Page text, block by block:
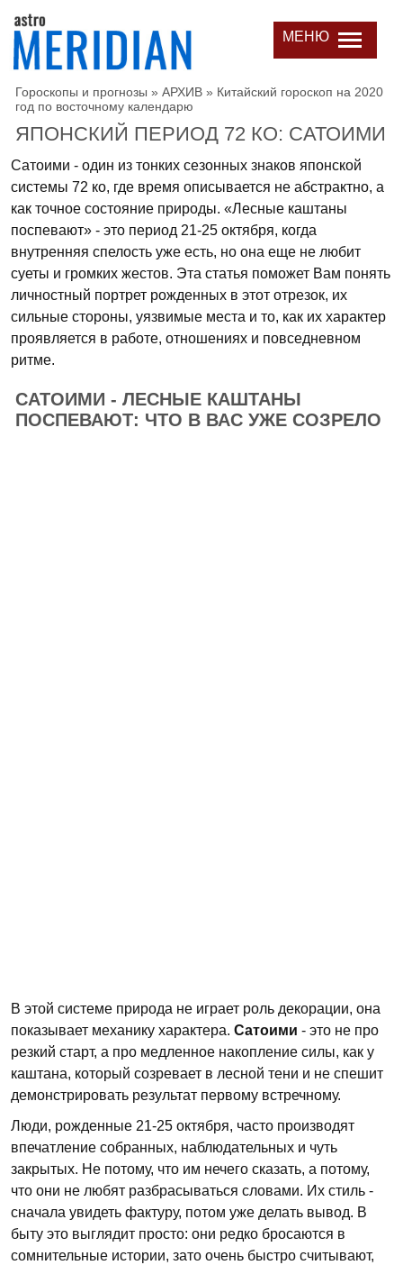
МЕНЮ
Гороскопы и прогнозы » АРХИВ » Китайский гороскоп на 2020
год по восточному календарю
ЯПОНСКИЙ ПЕРИОД 72 КО: САТОИМИ
Сатоими - один из тонких сезонных знаков японской
системы 72 ко, где время описывается не абстрактно, а
как точное состояние природы. «Лесные каштаны
поспевают» - это период 21-25 октября, когда
внутренняя спелость уже есть, но она еще не любит
суеты и громких жестов. Эта статья поможет Вам понять
личностный портрет рожденных в этот отрезок, их
сильные стороны, уязвимые места и то, как их характер
проявляется в работе, отношениях и повседневном
ритме.
САТОИМИ - ЛЕСНЫЕ КАШТАНЫ
ПОСПЕВАЮТ: ЧТО В ВАС УЖЕ СОЗРЕЛО
В этой системе природа не играет роль декорации, она
показывает механику характера. Сатоими - это не про
резкий старт, а про медленное накопление силы, как у
каштана, который созревает в лесной тени и не спешит
демонстрировать результат первому встречному.
Люди, рожденные 21-25 октября, часто производят
впечатление собранных, наблюдательных и чуть
закрытых. Не потому, что им нечего сказать, а потому,
что они не любят разбрасываться словами. Их стиль -
сначала увидеть фактуру, потом уже делать вывод. В
быту это выглядит просто: они редко бросаются в
сомнительные истории, зато очень быстро считывают,